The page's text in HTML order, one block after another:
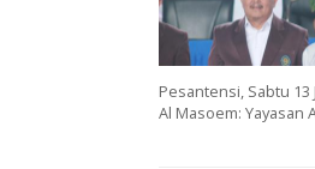
Pesantensi, Sabtu
Al Masoem: Yayasan